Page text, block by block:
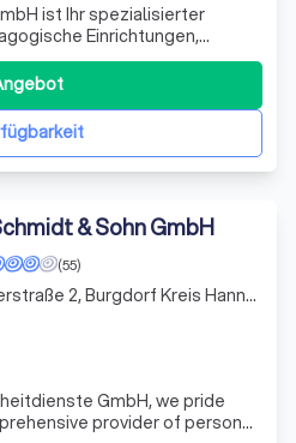
ist Ihr spezialisierter
Einrichtungen,
und psychiatrische Kliniken.
Deeskalation,
Betreuung von
& Sohn GmbH
(55)
GmbH, we pride
provider of personal
Weserstraße 2, Burgdorf Kreis Hannover